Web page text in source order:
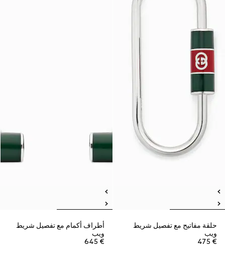
حلقة مفاتيح مع تفصيل شريط
ويب
€ 475
أطراف أكمام مع تفصيل شريط
ويب
€ 645